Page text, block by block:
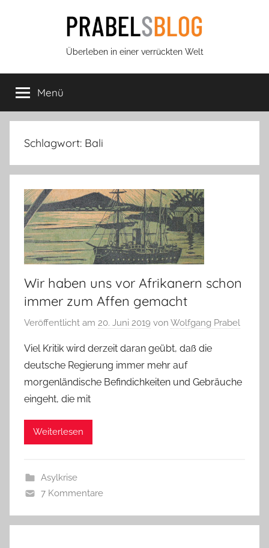
Prabels
Blog
Überleben in einer verrückten Welt
Menü
Schlagwort: Bali
Wir haben uns vor Afrikanern schon
immer zum Affen gemacht
Veröffentlicht am 20. Juni 2019 von Wolfgang Prabel
Viel Kritik wird derzeit daran geübt, daß die
deutsche Regierung immer mehr auf
morgenländische Befindichkeiten und Gebräuche
eingeht, die mit
Weiterlesen
Asylkrise
7 Kommentare